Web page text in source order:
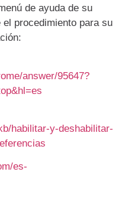
de ayuda de su
procedimiento para su
answer/95647?
habilitar-y-deshabilitar-
es-